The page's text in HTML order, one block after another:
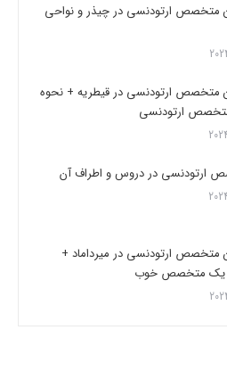
متخصص ارتودنسی در چیذر و نواحی
متخصص ارتودنسی در قیطریه + نحوه
ارتودنسی
ارتودنسی در دروس و اطراف آن
متخصص ارتودنسی در میرداماد +
یک متخصص خوب